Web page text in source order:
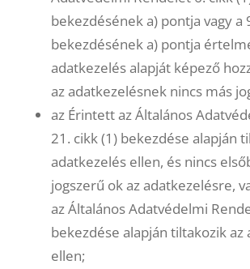
bekezdésének a) pontja vagy a
bekezdésének a) pontja
adatkezelés alapját képező
az adatkezelésnek nincs más
az Érintett az Általános
21. cikk (1) bekezdése alapján
adatkezelés ellen, és nincs
jogszerű ok az adatkezelésre,
az Általános Adatvédelmi
bekezdése alapján tiltakozik az
ellen;